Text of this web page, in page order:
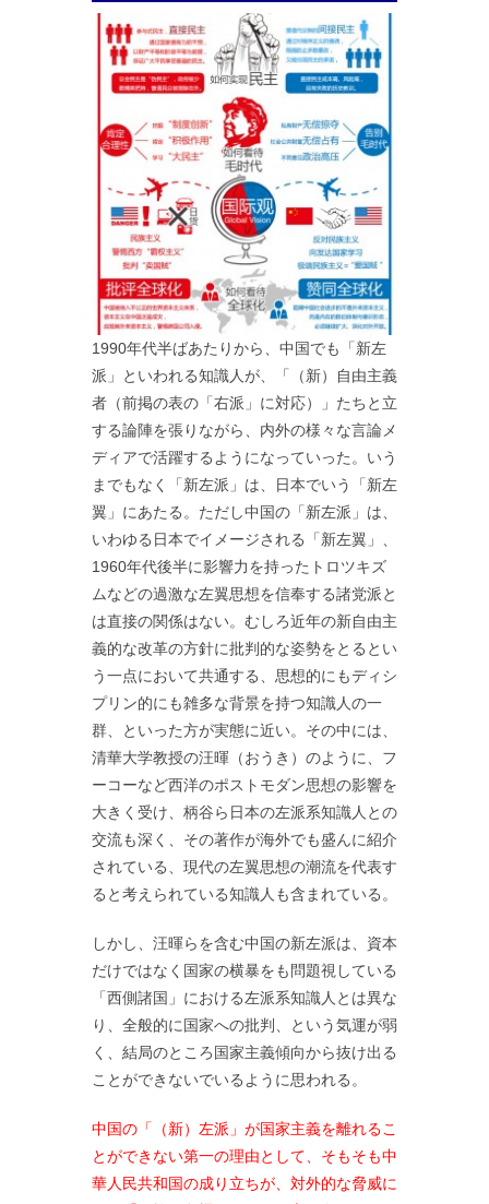
1990年代半ばあたりから、中国でも「新左
派」といわれる知識人が、「（新）自由主義
者（前掲の表の「右派」に対応）」たちと立
する論陣を張りながら、内外の様々な言論メ
ディアで活躍するようになっていった。いう
までもなく「新左派」は、日本でいう「新左
翼」にあたる。ただし中国の「新左派」は、
いわゆる日本でイメージされる「新左翼」、
1960年代後半に影響力を持ったトロツキズ
ムなどの過激な左翼思想を信奉する諸党派と
は直接の関係はない。むしろ近年の新自由主
義的な改革の方針に批判的な姿勢をとるとい
う一点において共通する、思想的にもディシ
プリン的にも雑多な背景を持つ知識人の一
群、といった方が実態に近い。その中には、
清華大学教授の汪暉（おうき）のように、フ
ーコーなど西洋のポストモダン思想の影響を
大きく受け、柄谷ら日本の左派系知識人との
交流も深く、その著作が海外でも盛んに紹介
されている、現代の左翼思想の潮流を代表す
ると考えられている知識人も含まれている。
しかし、汪暉らを含む中国の新左派は、資本
だけではなく国家の横暴をも問題視している
「西側諸国」における左派系知識人とは異な
り、全般的に国家への批判、という気運が弱
く、結局のところ国家主義傾向から抜け出る
ことができないでいるように思われる。
中国の「（新）左派」が国家主義を離れるこ
とができない第一の理由として、そもそも中
華人民共和国の成り立ちが、対外的な脅威に